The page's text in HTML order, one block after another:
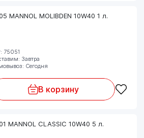
MANNOL MOLIBDEN 10W40 1 л.
75051
Завтра
Сегодня
В корзину
MANNOL CLASSIC 10W40 5 л.